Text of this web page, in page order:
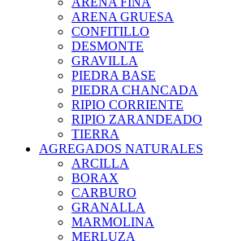
ARENA GRUESA
CONFITILLO
DESMONTE
GRAVILLA
PIEDRA BASE
PIEDRA CHANCADA
RIPIO CORRIENTE
RIPIO ZARANDEADO
TIERRA
AGREGADOS NATURALES
ARCILLA
BORAX
CARBURO
GRANALLA
MARMOLINA
MERLUZA